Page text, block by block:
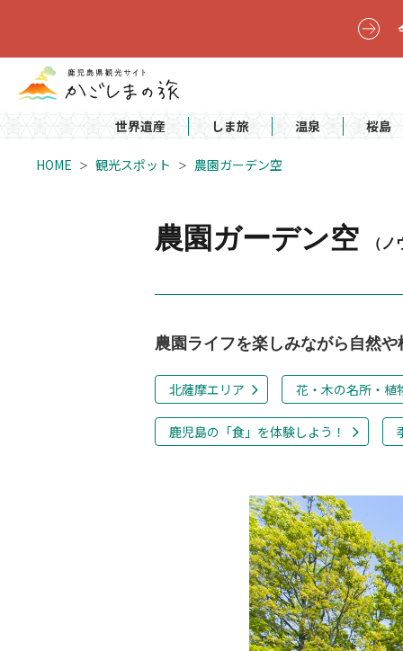
世界遺産 しま旅 温泉 桜島
HOME 観光スポット 農園ガーデン空
農園ガーデン空 （
農園ライフを楽しみながら自然
北薩摩エリア 花・木の名所・植
鹿児島の「食」を体験しよう！